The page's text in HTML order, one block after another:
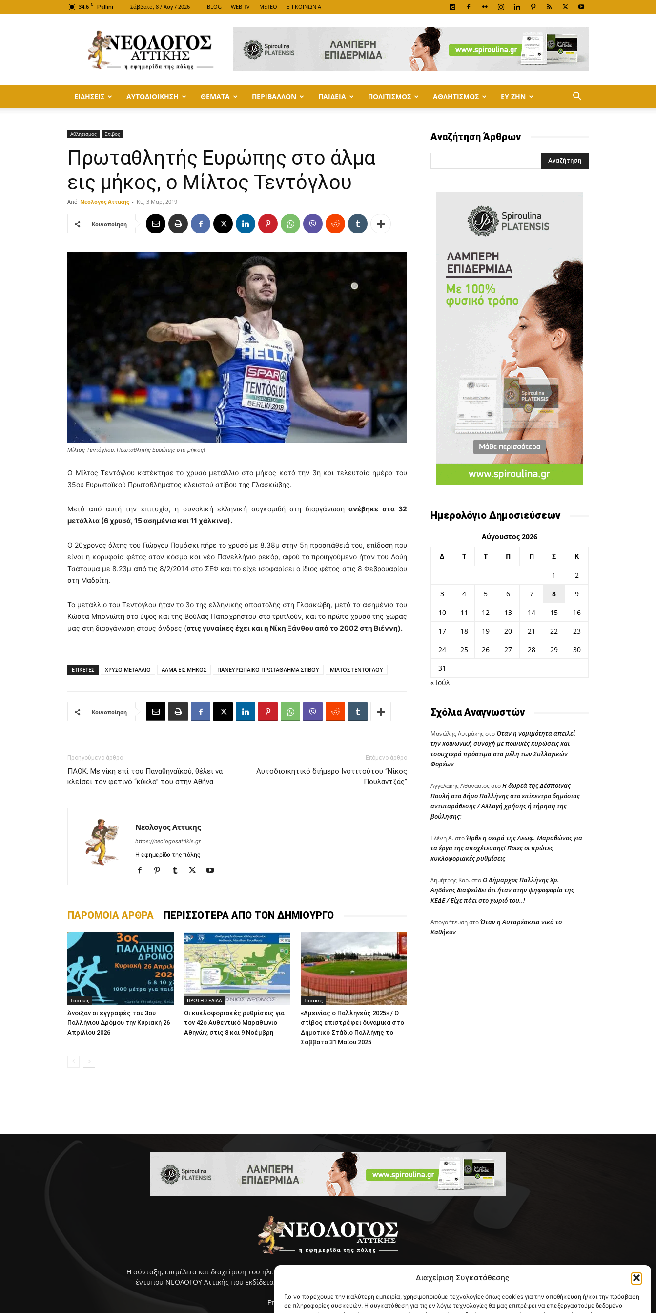
Διαχείριση Συγκατάθεσης
Για να παρέχουμε την καλύτερη εμπειρία, χρησιμοποιούμε τεχνολογίες όπως cookies για την αποθήκευση ή/και την πρόσβαση
σε πληροφορίες συσκευών. Η συγκατάθεση για τις εν λόγω τεχνολογίες θα μας επιτρέψει να επεξεργαστούμε δεδομένα
34.6 C Pallini Σάββατο, 8 / Αυγ / 2026 BLOG WEB TV METEO ΕΠΙΚΟΙΝΩΝΙΑ
ΑΤΤΙΚΗΣ
ΕΙΔΗΣΕΙΣ ΑΥΤΟΔΙΟΙΚΗΣΗ ΘΕΜΑΤΑ ΠΕΡΙΒΑΛΛΟΝ ΠΑΙΔΕΙΑ ΠΟΛΙΤΙΣΜΟΣ ΑΘΛΗΤΙΣΜΟΣ ΕΥ ΖΗΝ
Αθλητισμος Στιβος
Πρωταθλητής Ευρώπης στο άλμα
εις μήκος, ο Μίλτος Τεντόγλου
Από Νεολογος Αττικης - Κυ, 3 Μαρ, 2019
Κοινοποίηση
Μίλτος Τεντόγλου. Πρωταθλητής Ευρώπης στο μήκος!
Ο Μίλτος Τεντόγλου κατέκτησε το χρυσό μετάλλιο στο μήκος κατά την 3η και τελευταία ημέρα του
35ου Ευρωπαϊκού Πρωταθλήματος κλειστού στίβου της Γλασκώβης.
Μετά από αυτή την επιτυχία, η συνολική ελληνική συγκομιδή στη διοργάνωσηανέβηκε στα 32
μετάλλια (6 χρυσά, 15 ασημένια και 11 χάλκινα).
Ο 20χρονος άλτης του Γιώργου Πομάσκι πήρε το χρυσό με 8.38μ στην 5η προσπάθειά του, επίδοση που
είναι η κορυφαία φέτος στον κόσμο και νέο Πανελλήνιο ρεκόρ, αφού το προιηγούμενο ήταν του Λούη
Τσάτουμα με 8.23μ από τις 8/2/2014 στο ΣΕΦ και το είχε ισοφαρίσει ο ίδιος φέτος στις 8 Φεβρουαρίου
στη Μαδρίτη.
Το μετάλλιο του Τεντόγλου ήταν το 3ο της ελληνικής αποστολής στη Γλασκώβη, μετά τα ασημένια του
Κώστα Μπανιώτη στο ύψος και της Βούλας Παπαχρήστου στο τριπλούν, και το πρώτο χρυσό της χώρας
μας στη διοργάνωση στους άνδρες (στις γυναίκες έχει και η Νίκη Ξάνθου από το 2002 στη Βιέννη).
ΕΤΙΚΕΤΕΣ ΧΡΥΣΟ ΜΕΤΑΛΛΙΟ ΑΛΜΑ ΕΙΣ ΜΗΚΟΣ ΠΑΝΕΥΡΩΠΑΪΚΟ ΠΡΩΤΑΘΛΗΜΑ ΣΤΙΒΟΥ ΜΙΛΤΟΣ ΤΕΝΤΟΓΛΟΥ
Κοινοποίηση
Προηγούμενο άρθρο
ΠΑΟΚ: Με νίκη επί του Παναθηναϊκού, θέλει να
κλείσει τον φετινό “κύκλο” του στην Αθήνα
Επόμενο άρθρο
Αυτοδιοικητικό διήμερο Ινστιτούτου “Νίκος
Πουλαντζάς”
Νεολογος Αττικης
https://neologosattikis.gr
Η εφημερίδα της πόλης
ΠΑΡΟΜΟΙΑ ΑΡΘΡΑ ΠΕΡΙΣΣΟΤΕΡΑ ΑΠΟ ΤΟΝ ΔΗΜΙΟΥΡΓΟ
Τοπικες
Άνοιξαν οι εγγραφές του 3ου
Παλλήνιου Δρόμου την Κυριακή 26
Απριλίου 2026
ΠΡΩΤΗ ΣΕΛΙΔΑ
Oι κυκλοφοριακές ρυθμίσεις για
τον 42ο Αυθεντικό Μαραθώνιο
Αθηνών, στις 8 και 9 Νοέμβρη
Τοπικες
«Αμεινίας ο Παλληνεύς 2025» / Ο
στίβος επιστρέφει δυναμικά στο
Δημοτικό Στάδιο Παλλήνης το
Σάββατο 31 Μαΐου 2025
Αναζήτηση Άρθρων
Ημερολόγιο Δημοσιεύσεων
Αύγουστος 2026
Δ Τ Τ Π Π Σ Κ
1
2
3
4 5 6 7 8
9
10
11 12 13 14 15
16
17
18 19 20 21 22
23
24
25 26 27 28 29
30
31
« Ιούλ
Σχόλια Αναγνωστών
Μανώλης ΛυτράκηςστοΌταν η νομιμότητα απειλεί
την κοινωνική συνοχή με ποινικές κυρώσεις και
τσουχτερά πρόστιμα στα μέλη των Συλλογικών
Φορέων
Αγγελάκης ΑθανάσιοςστοΗ δωρεά της Δέσποινας
Πουλή στο Δήμο Παλλήνης στο επίκεντρο δημόσιας
αντιπαράθεσης / Αλλαγή χρήσης ή τήρηση της
βούλησης;
Ελένη Α.στοΉρθε η σειρά της Λεωφ. Μαραθώνος για
τα έργα της αποχέτευσης! Ποιες οι πρώτες
κυκλοφοριακές ρυθμίσεις
Δημήτρης Καρ.στοΟ Δήμαρχος Παλλήνης Χρ.
Αηδόνης διαψεύδει ότι ήταν στην ψηφοφορία της
ΚΕΔΕ / Είχε πάει στο χωριό του..!
ΑπογοήτευσηστοΌταν η Αυταρέσκεια νικά το
Καθήκον
Η σύνταξη, επιμέλεια και διαχείριση του ηλεκτρονικού ΝΕΟΛΟΓΟΥ Αττικής γίνεται με ευθύνη της συντακτικής ομάδας του
έντυπου ΝΕΟΛΟΓΟΥ Αττικής που εκδίδεται από το 2005 και κυκλοφορεί στην ανατολική Αττική με έδρα την Παλλήνη.
Επικοινωνία:info@neologosattikis.gr